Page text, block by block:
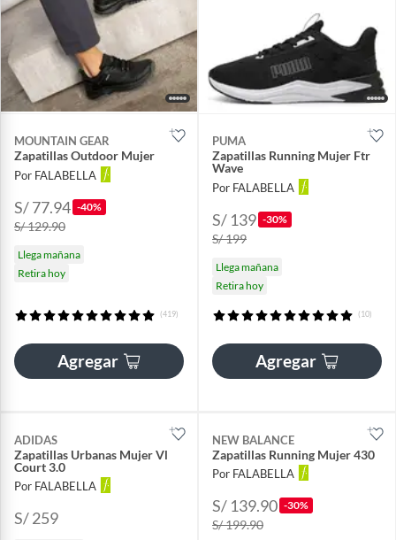
MOUNTAIN GEAR
Zapatillas Outdoor Mujer
Por FALABELLA
S/ 77.94 -40%
S/ 129.90
Llega mañana
Retira hoy
(419)
Agregar
PUMA
Zapatillas Running Mujer Ftr
Wave
Por FALABELLA
S/ 139 -30%
S/ 199
Llega mañana
Retira hoy
(10)
Agregar
ADIDAS
Zapatillas Urbanas Mujer Vl
Court 3.0
Por FALABELLA
S/ 259
NEW BALANCE
Zapatillas Running Mujer 430
Por FALABELLA
S/ 139.90 -30%
S/ 199.90